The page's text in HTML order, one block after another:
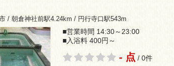
/ 朝倉神社前駅4.24km / 円行寺口駅543m
■営業時間 14:30～23:00
■入浴料 400円～
- 点 / 0件